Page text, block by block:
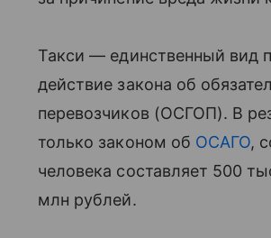
Такси — единственный вид
действие закона об
перевозчиков (ОСГОП). В
только законом об ОСАГО,
человека составляет 500
млн рублей.